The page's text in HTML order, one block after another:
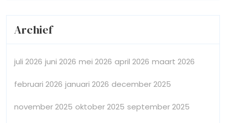
Archief
juli 2026 juni 2026 mei 2026 april 2026 maart 2026
februari 2026 januari 2026 december 2025
november 2025 oktober 2025 september 2025